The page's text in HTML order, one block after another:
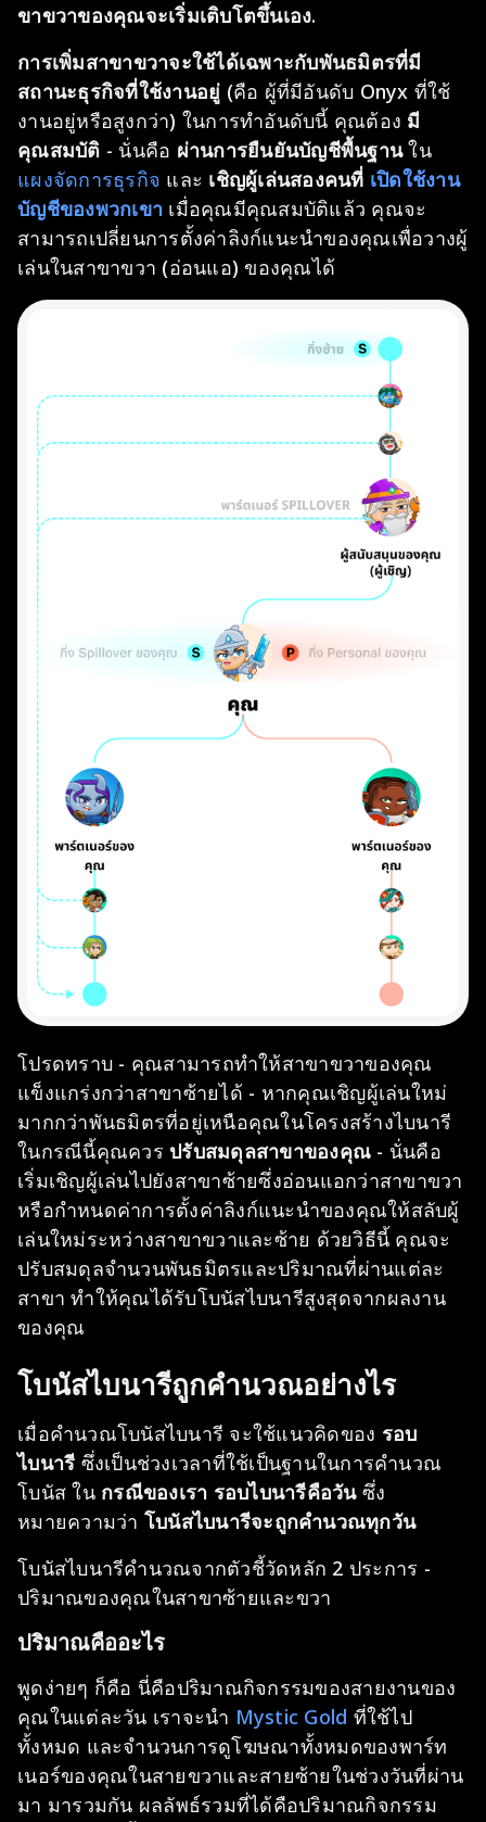
ขาขวาของคุณจะเริ่มเติบโตขึ้นเอง.
การเพิ่มสาขาขวาจะใช้ได้เฉพาะกับพันธมิตรที่มี
สถานะธุรกิจที่ใช้งานอยู่ (คือ ผู้ที่มีอันดับ Onyx ที่ใช้
งานอยู่หรือสูงกว่า) ในการทำอันดับนี้ คุณต้อง มี
คุณสมบัติ - นั่นคือ ผ่านการยืนยันบัญชีพื้นฐานใน
แผงจัดการธุรกิจ และ เชิญผู้เล่นสองคนที่ เปิดใช้งาน
บัญชีของพวกเขา เมื่อคุณมีคุณสมบัติแล้ว คุณจะ
สามารถเปลี่ยนการตั้งค่าลิงก์แนะนำของคุณเพื่อวางผู้
เล่นในสาขาขวา (อ่อนแอ) ของคุณได้
โปรดทราบ - คุณสามารถทำให้สาขาขวาของคุณ
แข็งแกร่งกว่าสาขาซ้ายได้ - หากคุณเชิญผู้เล่นใหม่
มากกว่าพันธมิตรที่อยู่เหนือคุณในโครงสร้างไบนารี
ในกรณีนี้คุณควร ปรับสมดุลสาขาของคุณ - นั่นคือ
เริ่มเชิญผู้เล่นไปยังสาขาซ้ายซึ่งอ่อนแอกว่าสาขาขวา
หรือกำหนดค่าการตั้งค่าลิงก์แนะนำของคุณให้สลับผู้
เล่นใหม่ระหว่างสาขาขวาและซ้าย ด้วยวิธีนี้ คุณจะ
ปรับสมดุลจำนวนพันธมิตรและปริมาณที่ผ่านแต่ละ
สาขา ทำให้คุณได้รับโบนัสไบนารีสูงสุดจากผลงาน
ของคุณ
โบนัสไบนารีถูกคำนวณอย่างไร
เมื่อคำนวณโบนัสไบนารี จะใช้แนวคิดของ รอบ
ไบนารี ซึ่งเป็นช่วงเวลาที่ใช้เป็นฐานในการคำนวณ
โบนัส ใน กรณีของเรา รอบไบนารีคือวันซึ่ง
หมายความว่า โบนัสไบนารีจะถูกคำนวณทุกวัน
โบนัสไบนารีคำนวณจากตัวชี้วัดหลัก 2 ประการ -
ปริมาณของคุณในสาขาซ้ายและขวา
ปริมาณคืออะไร
พูดง่ายๆ ก็คือ นี่คือปริมาณกิจกรรมของสายงานของ
คุณในแต่ละวัน เราจะนำ Mystic Gold ที่ใช้ไป
ทั้งหมด และจำนวนการดูโฆษณาทั้งหมดของพาร์ท
เนอร์ของคุณในสายขวาและสายซ้ายในช่วงวันที่ผ่าน
มา มารวมกัน ผลลัพธ์รวมที่ได้คือปริมาณกิจกรรม